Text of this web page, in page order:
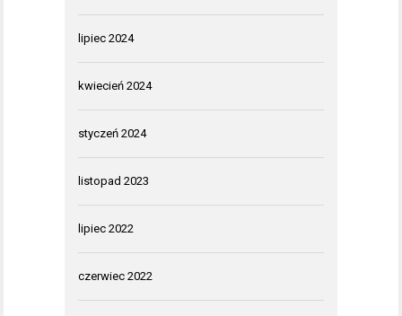
lipiec 2024
kwiecień 2024
styczeń 2024
listopad 2023
lipiec 2022
czerwiec 2022